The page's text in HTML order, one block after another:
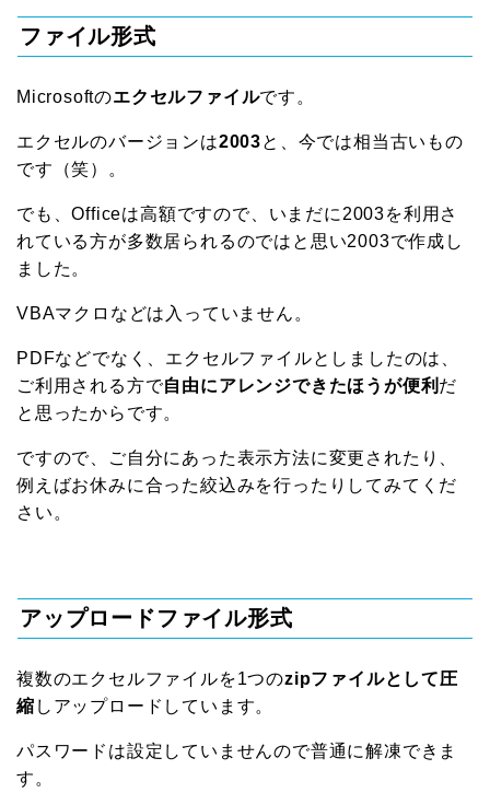
ファイル形式
Microsoftのエクセルファイルです。
エクセルのバージョンは2003と、今では相当古いもの
です（笑）。
でも、Officeは高額ですので、いまだに2003を利用さ
れている方が多数居られるのではと思い2003で作成し
ました。
VBAマクロなどは入っていません。
PDFなどでなく、エクセルファイルとしましたのは、
ご利用される方で自由にアレンジできたほうが便利 だ
と思ったからです。
ですので、ご自分にあった表示方法に変更されたり、
例えばお休みに合った絞込みを行ったりしてみてくだ
さい。
アップロードファイル形式
複数のエクセルファイルを1つのzipファイルとして圧
縮 しアップロードしています。
パスワードは設定していませんので普通に解凍できま
す。